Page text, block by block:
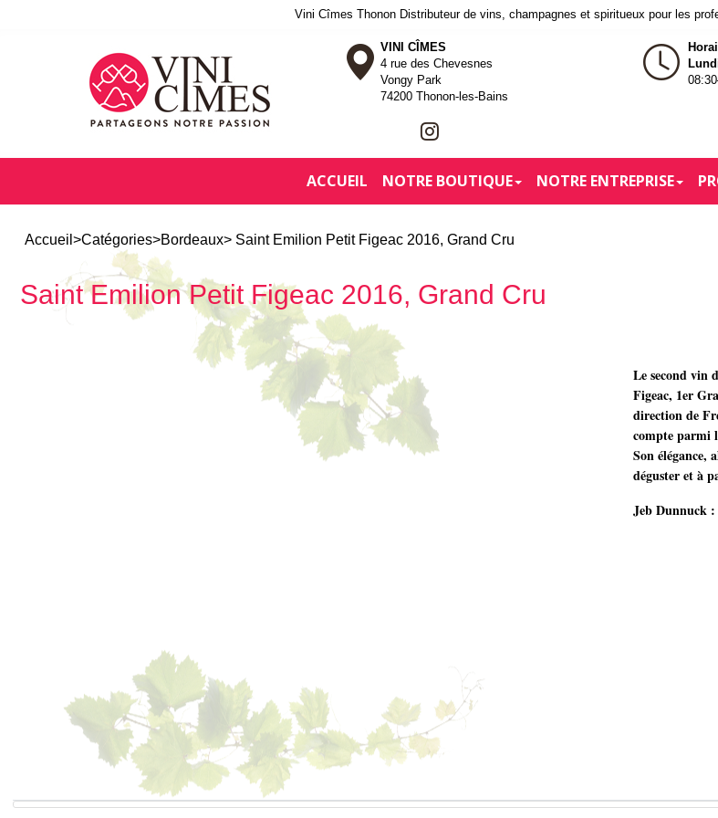
Vini Cîmes Thonon Distributeur de vins, champagnes et spiritueux pour les
VINI CÎMES
4 rue des Chevesnes
Vongy Park
74200 Thonon-les-Bains
ACCUEIL NOTRE BOUTIQUE NOTRE ENTREPRISE
Accueil >Catégories>Bordeaux> Saint Emilion Petit Figeac 2016, Grand Cru
Saint Emilion Petit Figeac 2016, Grand Cru
Le second vin
Figeac, 1er
direction de
compte parmi
Son
déguster et à
Jeb Dunnuck :